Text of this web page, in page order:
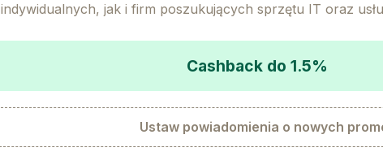
jak i firm poszukujących sprzętu IT oraz
Cashback do 1.5%
Ustaw powiadomienia o nowych